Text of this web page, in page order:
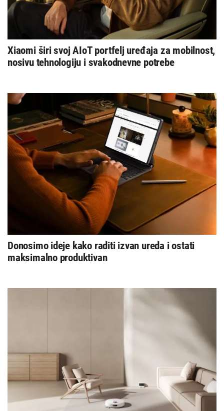
Xiaomi širi svoj AIoT portfelj uređaja za mobilnost,
nosivu tehnologiju i svakodnevne potrebe
Donosimo ideje kako raditi izvan ureda i ostati
maksimalno produktivan